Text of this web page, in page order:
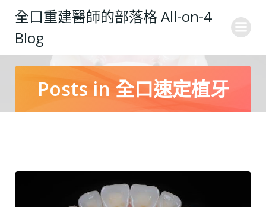
Skip
to
全口重建醫師的部落格 All-on-4
Blog
Posts in 全口速定植牙